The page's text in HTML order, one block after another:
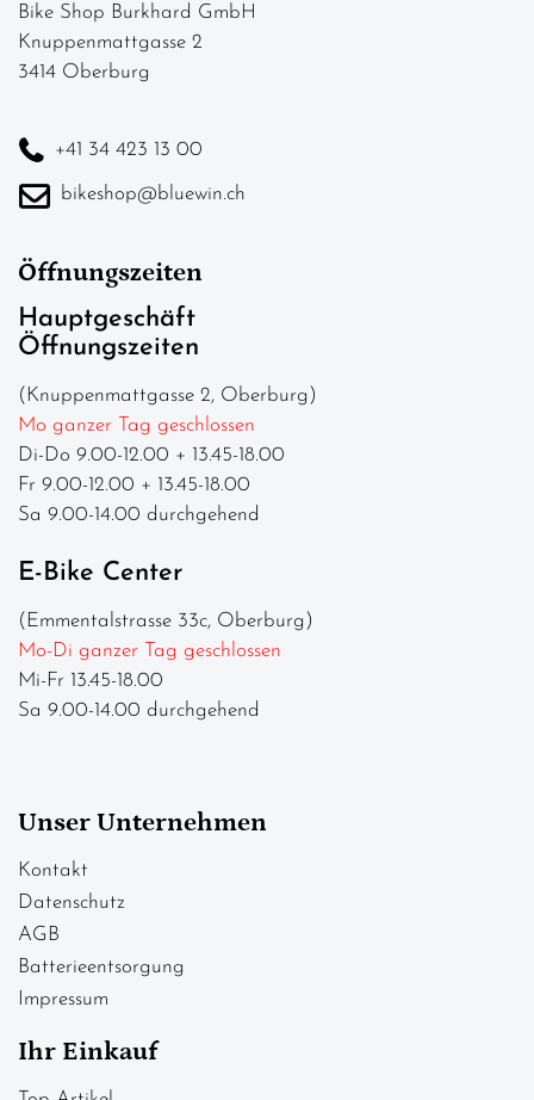
Bike Shop Burkhard GmbH
Knuppenmattgasse 2
3414 Oberburg
+41 34 423 13 00
bikeshop@bluewin.ch
Öffnungszeiten
Hauptgeschäft
Öffnungszeiten
(Knuppenmattgasse 2, Oberburg)
Mo ganzer Tag geschlossen
Di-Do 9.00-12.00 + 13.45-18.00
Fr 9.00-12.00 + 13.45-18.00
Sa 9.00-14.00 durchgehend
E-Bike Center
(Emmentalstrasse 33c, Oberburg)
Mo-Di ganzer Tag geschlossen
Mi-Fr 13.45-18.00
Sa 9.00-14.00 durchgehend
Unser Unternehmen
Kontakt
Datenschutz
AGB
Batterieentsorgung
Impressum
Ihr Einkauf